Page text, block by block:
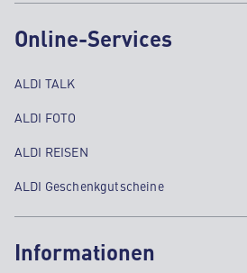
Online-Services
ALDI TALK
ALDI FOTO
ALDI REISEN
ALDI Geschenkgutscheine
Informationen